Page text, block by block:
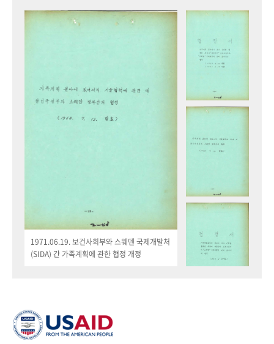
1971.06.19. 보건사회부와 스웨덴 국제개발처
(SIDA) 간 가족계획에 관한 협정 개정